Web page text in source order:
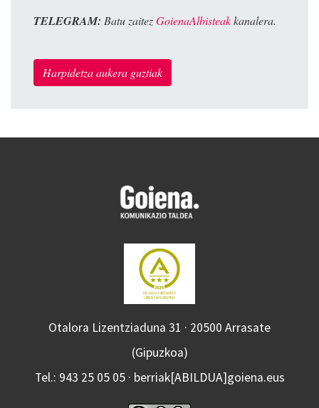
TELEGRAM: Batu zaitezGoienaAlbisteakkanalera.
Harpidetza aukera guztiak
Otalora Lizentziaduna 31 · 20500 Arrasate
(Gipuzkoa)
Tel.: 943 25 05 05 · berriak[ABILDUA]goiena.eus